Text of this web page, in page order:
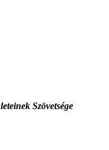
Szövetsége